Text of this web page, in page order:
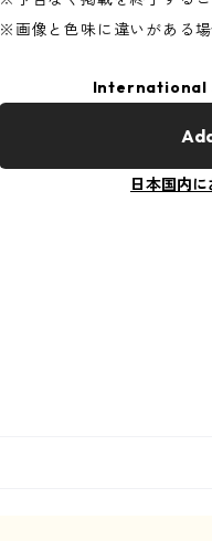
※画像と色味に違いがある場
International
日本国内